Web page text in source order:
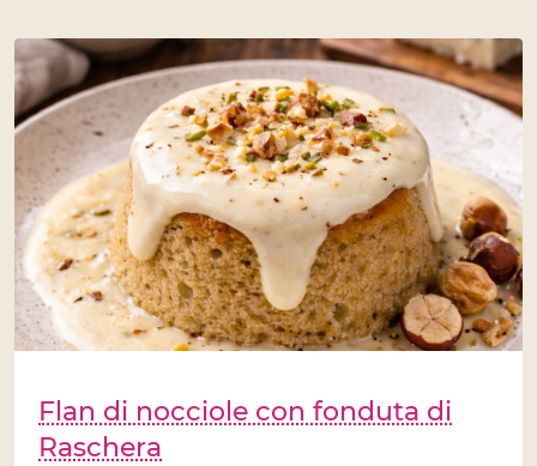
Flan di nocciole con fonduta di
Raschera